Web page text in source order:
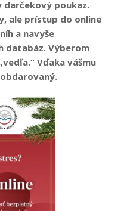
darčekový poukaz.
ale prístup do online
a navyše
databáz. Výberom
Vďaka vášmu